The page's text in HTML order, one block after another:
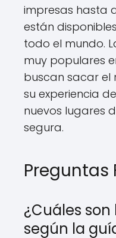
impresas hasta
están
todo el mundo.
muy populares
buscan sacar el
su experiencia
nuevos lugares
segura.
Preguntas
¿Cuáles
según la